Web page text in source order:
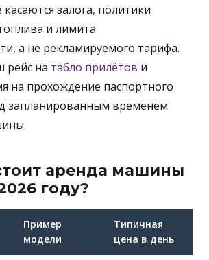
залога, политики
и лимита
а не рекламируемого тарифа.
рейс на табло прилётов и
на прохождение паспортного
запланированным временем
аренда машины
году?
Пример
модели
Типичная
цена в день